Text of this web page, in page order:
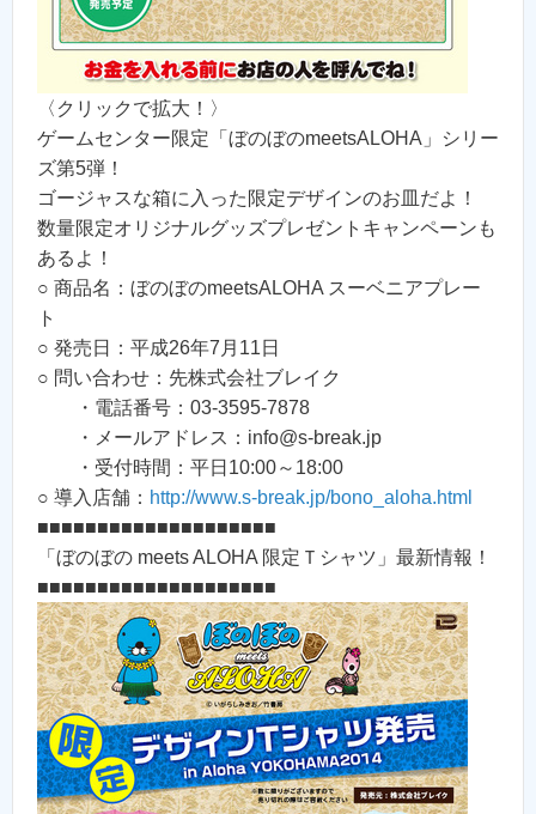
〈クリックで拡大！〉
ゲームセンター限定「ぼのぼのmeetsALOHA」シリー
ズ第5弾！
ゴージャスな箱に入った限定デザインのお皿だよ！
数量限定オリジナルグッズプレゼントキャンペーンも
あるよ！
○ 商品名：ぼのぼのmeetsALOHA スーベニアプレー
ト
○ 発売日：平成26年7月11日
○ 問い合わせ：先株式会社ブレイク
・電話番号：03-3595-7878
・メールアドレス：info@s-break.jp
・受付時間：平日10:00～18:00
○ 導入店舗： http://www.s-break.jp/bono_aloha.html
■■■■■■■■■■■■■■■■■■■■
「ぼのぼの meets ALOHA 限定Ｔシャツ」最新情報！
■■■■■■■■■■■■■■■■■■■■